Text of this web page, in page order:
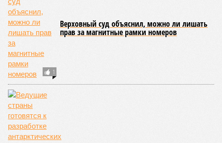
10:12
ATACMS и кассетные боеприпасы
10:11
В Японии впервые за последние годы открыто
назвали США причастными к ядерным
10:08
Спецслужбы продолжают использовать номерные
радиостанции для передачи шифровок агентам
09:59
Детство без ИИ назвали привилегией элиты
09:50
В Германии пенсионной политикой недовольны 80%
граждан